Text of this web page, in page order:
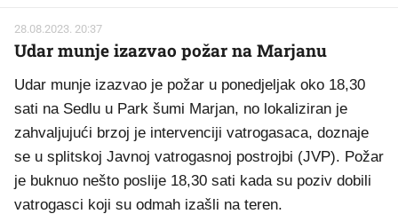
28.08.2023. 20:37
Udar munje izazvao požar na Marjanu
Udar munje izazvao je požar u ponedjeljak oko 18,30
sati na Sedlu u Park šumi Marjan, no lokaliziran je
zahvaljujući brzoj je intervenciji vatrogasaca, doznaje
se u splitskoj Javnoj vatrogasnoj postrojbi (JVP). Požar
je buknuo nešto poslije 18,30 sati kada su poziv dobili
vatrogasci koji su odmah izašli na teren.